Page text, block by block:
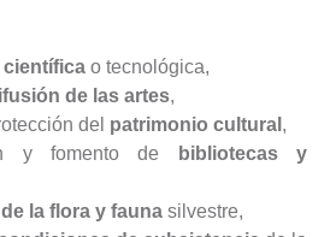
o tecnológica,
de las artes,
del patrimonio cultural ,
y fomento de
bibliotecas y
la flora y fauna silvestre,